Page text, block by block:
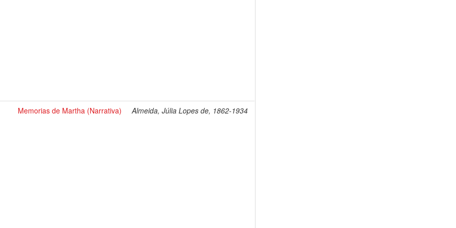
Memorias de Martha (Narrativa) Almeida, Júlia Lopes de, 1862-1934